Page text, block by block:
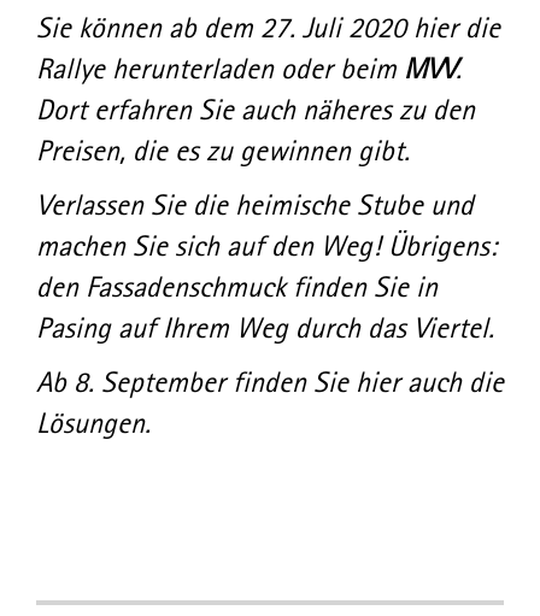
Sie können ab dem 27. Juli 2020 hier die
Rallye herunterladen oder beim MVV.
Dort erfahren Sie auch näheres zu den
Preisen, die es zu gewinnen gibt.
Verlassen Sie die heimische Stube und
machen Sie sich auf den Weg! Übrigens:
den Fassadenschmuck finden Sie in
Pasing auf Ihrem Weg durch das Viertel.
Ab 8. September finden Sie hier auch die
Lösungen.